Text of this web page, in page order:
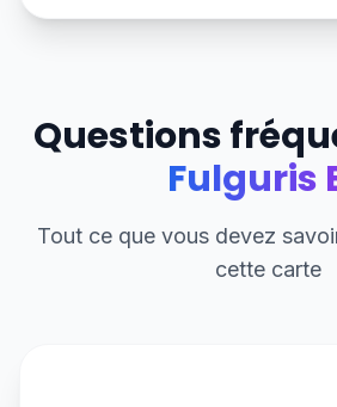
Questions
Fulguris
Tout ce que vous devez
cette carte